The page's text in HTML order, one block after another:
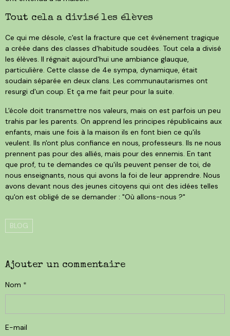
Tout cela a divisé les élèves
Ce qui me désole, c'est la fracture que cet événement tragique
a créée dans des classes d'habitude soudées. Tout cela a divisé
les élèves. Il régnait aujourd'hui une ambiance glauque,
particulière. Cette classe de 4e sympa, dynamique, était
soudain séparée en deux clans. Les communautarismes ont
resurgi d'un coup. Et ça me fait peur pour la suite.
L'école doit transmettre nos valeurs, mais on est parfois un peu
trahis par les parents. On apprend les principes républicains aux
enfants, mais une fois à la maison ils en font bien ce qu'ils
veulent. Ils n'ont plus confiance en nous, professeurs. Ils ne nous
prennent pas pour des alliés, mais pour des ennemis. En tant
que prof, tu te demandes ce qu'ils peuvent penser de toi, de
nous enseignants, nous qui avons la foi de leur apprendre. Nous
avons devant nous des jeunes citoyens qui ont des idées telles
qu'on est obligé de se demander : "Où allons-nous ?"
BLOG
Ajouter un commentaire
Nom
E-mail